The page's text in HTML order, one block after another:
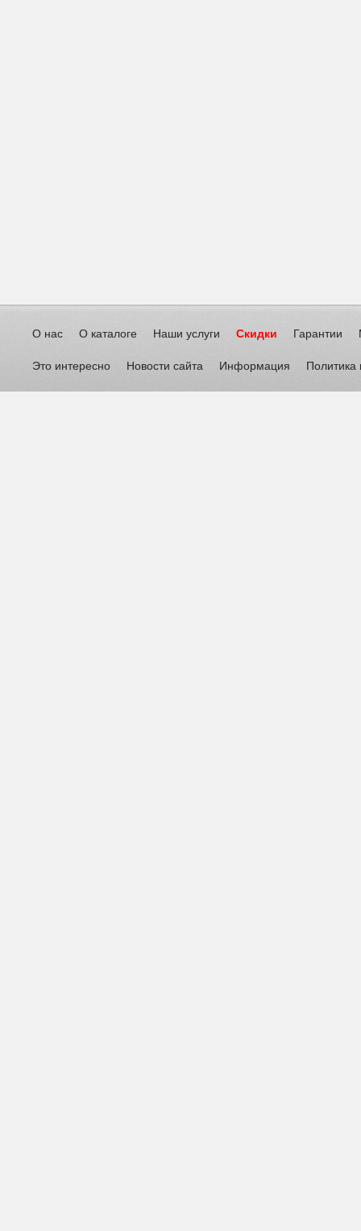
О нас О каталоге Наши услуги Скидки Гарантии
Это интересно Новости сайта Информация Политика